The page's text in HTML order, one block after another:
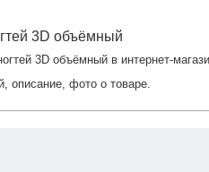
3D объёмный
3D объёмный в интернет-
описание, фото о товаре.